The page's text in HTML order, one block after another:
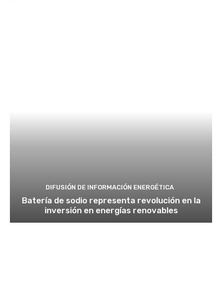
DIFUSIÓN DE INFORMACIÓN ENERGÉTICA
Batería de sodio representa revolución en la
inversión en energías renovables